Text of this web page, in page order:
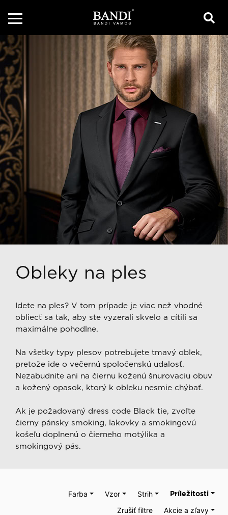
Obleky na ples
Idete na ples? V tom prípade je viac než vhodné
obliecť sa tak, aby ste vyzerali skvelo a cítili sa
maximálne pohodlne.
Na všetky typy plesov potrebujete tmavý oblek,
pretože ide o večernú spoločenskú udalosť.
Nezabudnite ani na čiernu koženú šnurovaciu obuv
a kožený opasok, ktorý k obleku nesmie chýbať.
Ak je požadovaný dress code Black tie, zvoľte
čierny pánsky smoking, lakovky a smokingovú
košeľu doplnenú o čierneho motýlika a
smokingový pás.
Príležitosti
Strih
Vzor
Farba
Akcie a zľavy
Zrušiť filtre